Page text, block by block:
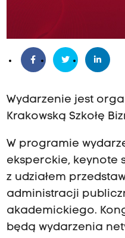
Wydarzenie jest
Krakowską Szkołę
W programie
eksperckie, keynote
z udziałem
administracji
akademickiego.
będą wydarzenia